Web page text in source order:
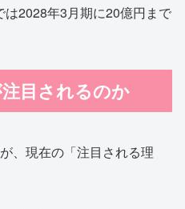
2028年3月期に20億円まで
目されるのか
、現在の「注目される理